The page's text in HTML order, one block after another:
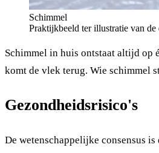
Schimmel
Praktijkbeeld ter illustratie van de
Schimmel in huis ontstaat altijd op
komt de vlek terug. Wie schimmel
Gezondheidsrisico's
De wetenschappelijke consensus